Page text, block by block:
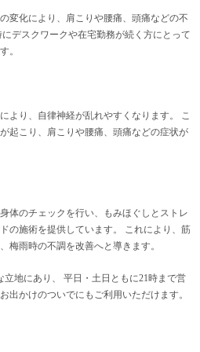
変化により、肩こりや腰痛、頭痛などの不
デスクワークや在宅勤務が続く方にとって
。
より、自律神経が乱れやすくなります。 こ
起こり、肩こりや腰痛、頭痛などの症状が
体のチェックを行い、もみほぐしとストレ
の施術を提供しています。 これにより、筋
梅雨時の不調を改善へと導きます。
立地にあり、 平日・土日ともに21時まで営
出かけのついでにもご利用いただけます。